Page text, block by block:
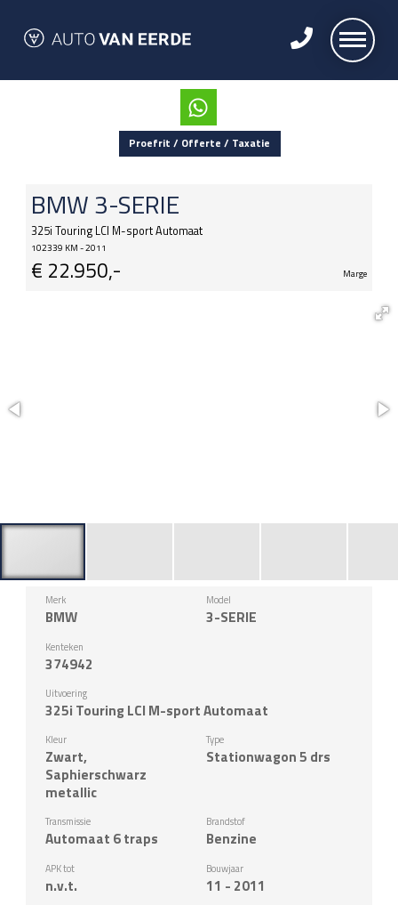
Proefrit / Offerte / Taxatie
BMW3-SERIE
325i Touring LCI M-sport Automaat
102339 KM - 2011
€ 22.950,- Marge
Merk
BMW
Model
3-SERIE
Kenteken
374942
Uitvoering
325i Touring LCI M-sport Automaat
Kleur
Zwart,
Saphierschwarz
metallic
Type
Stationwagon 5 drs
Transmissie
Automaat 6 traps
Brandstof
Benzine
APK tot
n.v.t.
Bouwjaar
11 - 2011